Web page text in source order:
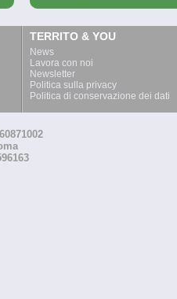
TERRITO & YOU
News
Lavora con noi
Newsletter
Politica sulla privacy
Politica di conservazione dei dati